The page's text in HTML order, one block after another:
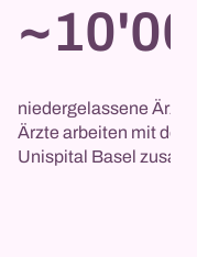
niedergelassene
Ärzte arbeiten mit dem
Unispital Basel